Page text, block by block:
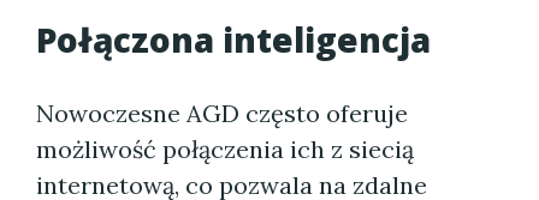
Połączona inteligencja
Nowoczesne AGD często oferuje
możliwość połączenia ich z siecią
internetową, co pozwala na zdalne